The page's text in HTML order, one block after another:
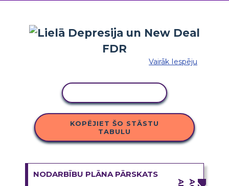
Vairāk Iespēju
KOPĒJIET ŠO STĀSTU
TABULU
NODARBĪBU PLĀNA PĀRSKATS